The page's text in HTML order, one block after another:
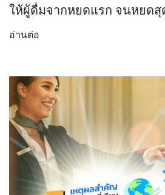
ให้ผู้ดื่มจากหยดแรก จนหยดสุ
อ่านต่อ